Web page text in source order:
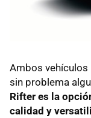
Ambos vehículos
sin problema
Rifter es la
calidad y